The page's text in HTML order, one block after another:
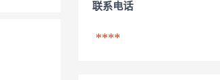
联系电话
****